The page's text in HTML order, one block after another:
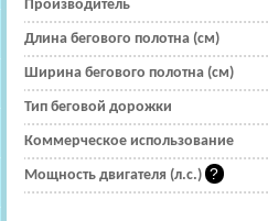
Производитель
Длина бегового полотна (см)
Ширина бегового полотна (см)
Тип беговой дорожки
Коммерческое использование
Мощность двигателя (л.с.)